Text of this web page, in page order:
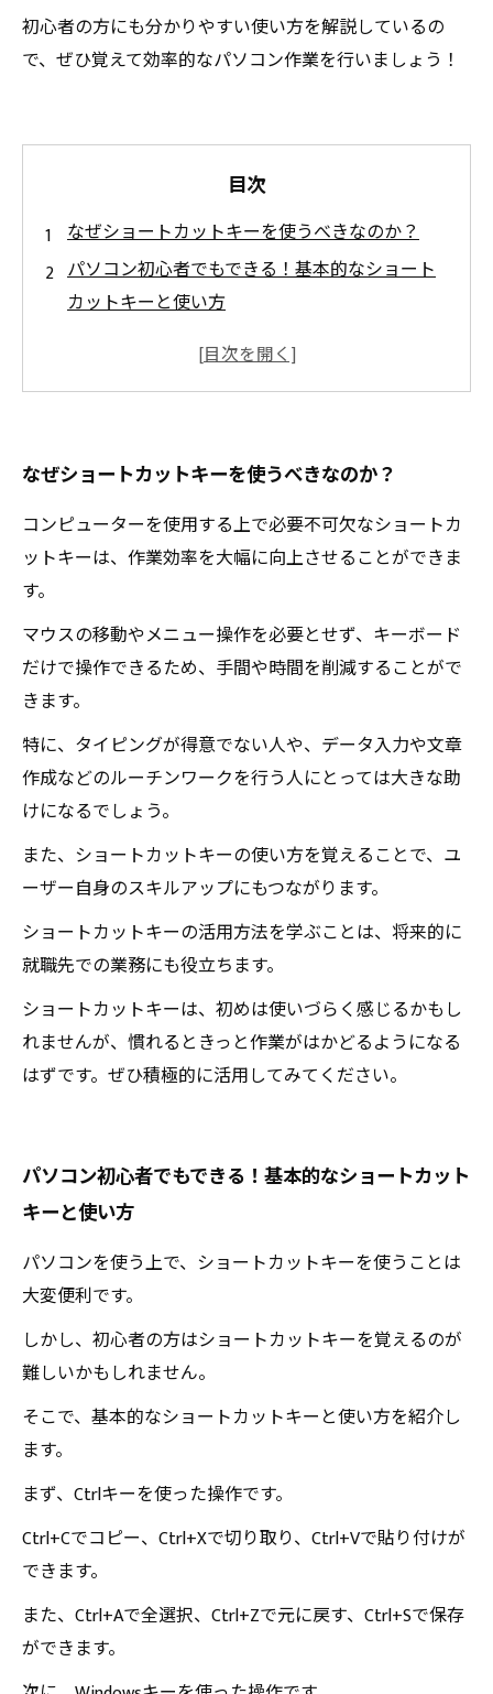
初心者の方にも分かりやすい使い方を解説しているの
で、ぜひ覚えて効率的なパソコン作業を行いましょう！
目次
なぜショートカットキーを使うべきなのか？
パソコン初心者でもできる！基本的なショート
カットキーと使い方
作業効率をアップ！便利なショートカットキー
ショートカットキーをマスターして快適なPCラ
イフを送ろう！
なぜショートカットキーを使うべきなのか？
コンピューターを使用する上で必要不可欠なショートカ
ットキーは、作業効率を大幅に向上させることができま
す。
マウスの移動やメニュー操作を必要とせず、キーボード
だけで操作できるため、手間や時間を削減することがで
きます。
特に、タイピングが得意でない人や、データ入力や文章
作成などのルーチンワークを行う人にとっては大きな助
けになるでしょう。
また、ショートカットキーの使い方を覚えることで、ユ
ーザー自身のスキルアップにもつながります。
ショートカットキーの活用方法を学ぶことは、将来的に
就職先での業務にも役立ちます。
ショートカットキーは、初めは使いづらく感じるかもし
れませんが、慣れるときっと作業がはかどるようになる
はずです。ぜひ積極的に活用してみてください。
パソコン初心者でもできる！基本的なショートカット
キーと使い方
パソコンを使う上で、ショートカットキーを使うことは
大変便利です。
しかし、初心者の方はショートカットキーを覚えるのが
難しいかもしれません。
そこで、基本的なショートカットキーと使い方を紹介し
ます。
まず、Ctrlキーを使った操作です。
Ctrl+Cでコピー、Ctrl+Xで切り取り、Ctrl+Vで貼り付けが
できます。
また、Ctrl+Aで全選択、Ctrl+Zで元に戻す、Ctrl+Sで保存
ができます。